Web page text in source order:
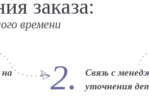
заказа:
времени
на
2.
Связь с
уточнения